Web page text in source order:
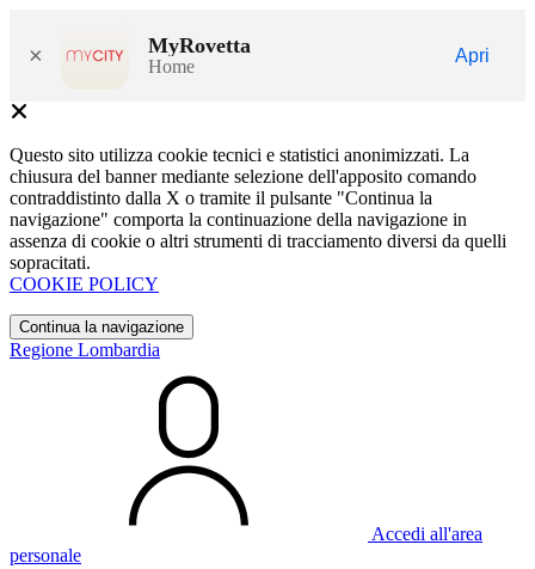
× MyRovetta
Home
Apri
Questo sito utilizza cookie tecnici e statistici anonimizzati. La
chiusura del banner mediante selezione dell'apposito comando
contraddistinto dalla X o tramite il pulsante "Continua la
navigazione" comporta la continuazione della navigazione in
assenza di cookie o altri strumenti di tracciamento diversi da quelli
sopracitati.
COOKIE POLICY
Continua la navigazione
Regione Lombardia
Accedi all'area
personale